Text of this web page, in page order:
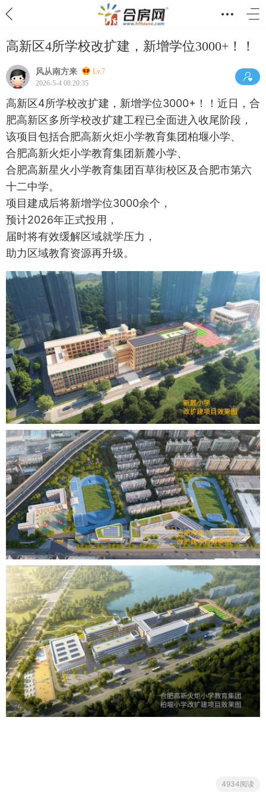
高新区4所学校改扩建，新增学位3000+！！
风从南方来
Lv.7
2026-5-4 08:20:35
高新区4所学校改扩建，新增学位3000+！！近日，合
肥高新区多所学校改扩建工程已全面进入收尾阶段，
该项目包括合肥高新火炬小学教育集团柏堰小学、
合肥高新火炬小学教育集团新麓小学、
合肥高新星火小学教育集团百草街校区及合肥市第六
十二中学。
项目建成后将新增学位3000余个，
预计2026年正式投用，
届时将有效缓解区域就学压力，
助力区域教育资源再升级。
4934阅读